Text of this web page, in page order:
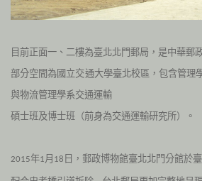
目前正面一、二樓為臺北北門郵局，是中華郵
部分空間為國立交通大學臺北校區，包含管理
與物流管理學系交通運輸
碩士班及博士班（前身為交通運輸研究所）。
2015年1月 18 日，郵政博物館臺北北門分館於